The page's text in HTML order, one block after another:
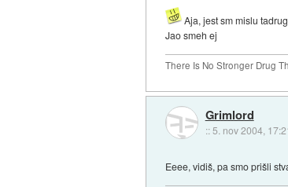
Aja, jest sm mislu
Jao smeh ej
There Is No Stronger Drug
Grimlord
:: 5. nov 2004,
Eeee, vidiš, pa smo prišli